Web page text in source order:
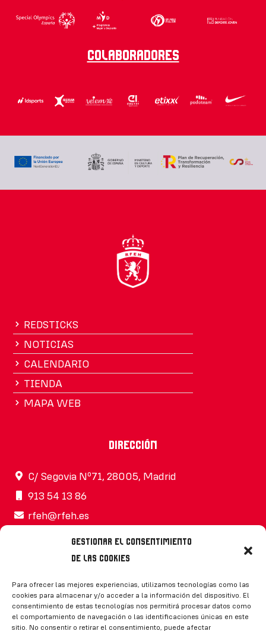
Gestionar el consentimiento
de las cookies
Para ofrecer las mejores experiencias, utilizamos tecnologías como las
cookies para almacenar y/o acceder a la información del dispositivo. El
consentimiento de estas tecnologías nos permitirá procesar datos como
el comportamiento de navegación o las identificaciones únicas en este
sitio. No consentir o retirar el consentimiento, puede afectar
Colaboradores
REDSTICKS
NOTICIAS
CALENDARIO
TIENDA
MAPA WEB
Dirección
C/ Segovia Nº71, 28005, Madrid
913 54 13 86
rfeh@rfeh.es
Síguenos